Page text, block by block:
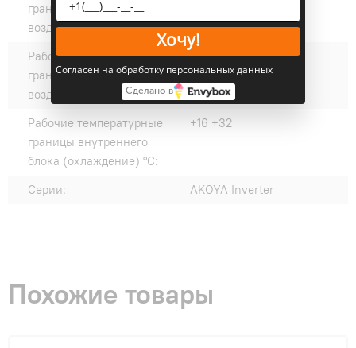
границы наружного
воздуха (охлаждение) °C:
Рабочие температурные
границы наружного
воздуха (нагрев) °C:
-25 +24
Рабочие температурные
границы внутреннего
блока (охлаждение) °C:
+16 +32
Серии: AKOYA Inverter
Похожие товары
Хочу!
Согласен на обработку персональных данных
Сделано в